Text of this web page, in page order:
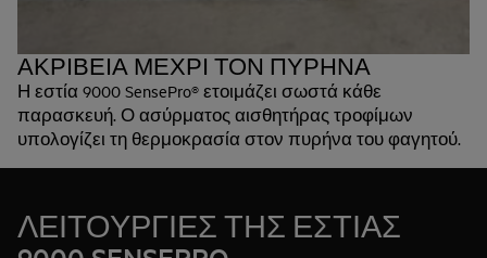
ΑΚΡΙΒΕΙΑ ΜΕΧΡΙ ΤΟΝ ΠΥΡΗΝΑ
Η εστία 9000 SensePro® ετοιμάζει σωστά κάθε
παρασκευή. Ο ασύρματος αισθητήρας τροφίμων
υπολογίζει τη θερμοκρασία στον πυρήνα του φαγητού.
μαγειρέψετε με τεχνική sous vide στην εστία. Είναι ο
ΛΕΙΤΟΥΡΓΙΕΣ ΤΗΣ ΕΣΤΙΑΣ